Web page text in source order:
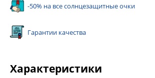
-50% на все солнцезащитные очки
Гарантии качества
Характеристики